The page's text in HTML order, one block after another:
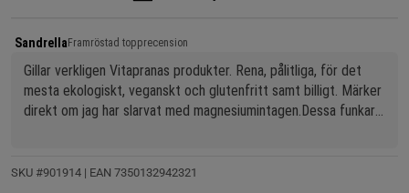
SandrellaFramröstad topprecension
Gillar verkligen Vitapranas produkter. Rena, pålitliga, för det
mesta ekologiskt, veganskt och glutenfritt samt billigt. Märker
direkt om jag har slarvat med magnesiumintagen.Dessa funkar
SKU #901914 | EAN 7350132942321